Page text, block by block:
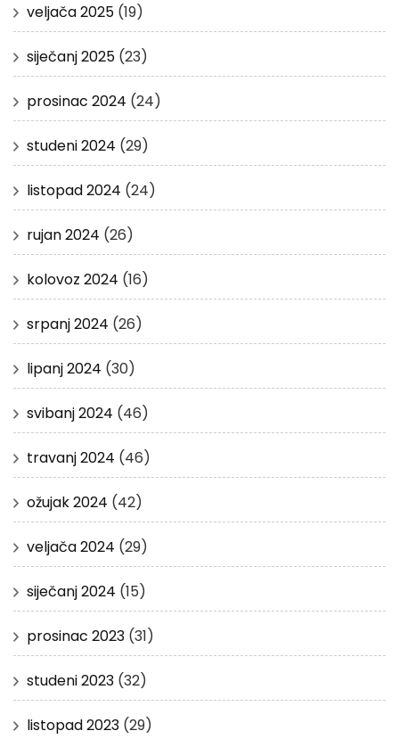
veljača 2025 (19)
siječanj 2025 (23)
prosinac 2024 (24)
studeni 2024 (29)
listopad 2024 (24)
rujan 2024 (26)
kolovoz 2024 (16)
srpanj 2024 (26)
lipanj 2024 (30)
svibanj 2024 (46)
travanj 2024 (46)
ožujak 2024 (42)
veljača 2024 (29)
siječanj 2024 (15)
prosinac 2023 (31)
studeni 2023 (32)
listopad 2023 (29)